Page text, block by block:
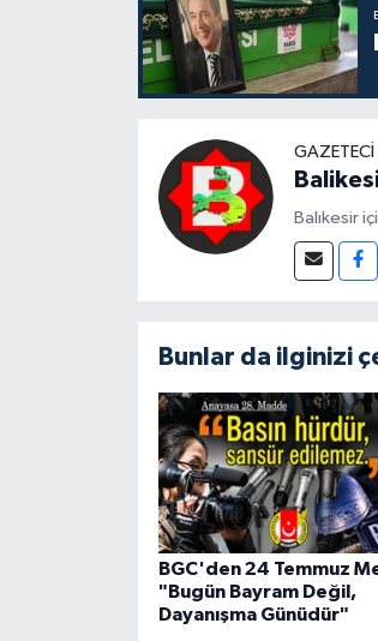
GAZETECI
Balıkesir
Bunlar da ilginizi
BGC'den 24 Temmuz
"Bugün Bayram Değil,
Dayanışma Günüdür"